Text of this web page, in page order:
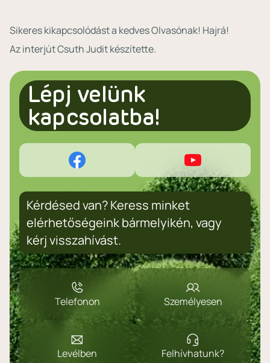
Sikeres kikapcsolódást a kedves Olvasónak! Hajrá!
Az interjút Csuth Judit készítette.
Lépj velünk
kapcsolatba!
Kérdésed van? Keress minket
elérhetőségeink bármelyikén, vagy
kérj visszahívást.
Telefonon Személyesen
Levélben Felhívhatunk?